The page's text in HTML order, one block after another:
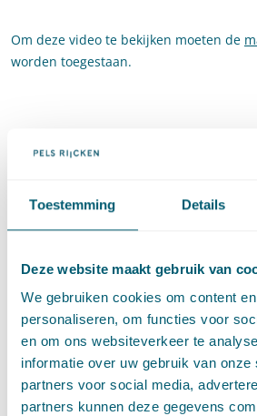
Toestemming Details
Deze website maakt gebruik van
We gebruiken cookies om content
personaliseren, om functies voor
en om ons websiteverkeer te
informatie over uw gebruik van onze
partners voor social media,
partners kunnen deze gegevens
Om deze video te bekijken moeten de
worden toegestaan.
Deel dit artikel viaLinkedInene-mail
Contact